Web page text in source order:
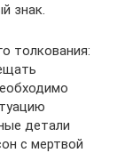
знак.
толкования:
детали
с мертвой